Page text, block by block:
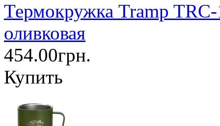
Термокружка Tramp
оливковая
454.00грн.
Купить